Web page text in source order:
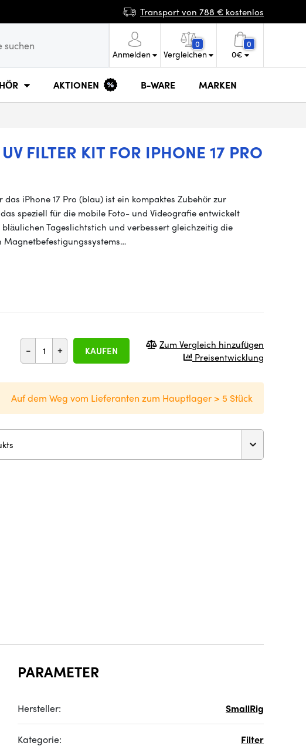
Transport von 788 € kostenlos
Anmelden
0
Vergleichen
0
0€
AKTIONEN B-WARE MARKEN
FILTER KIT FOR IPHONE 17 PRO
iPhone 17 Pro (blau) ist ein kompaktes Zubehör zur
speziell für die mobile Foto- und Videografie entwickelt
Tageslichtstich und verbessert gleichzeitig die
Magnetbefestigungssystems…
- + KAUFEN
Zum Vergleich hinzufügen
Preisentwicklung
Auf dem Weg vom Lieferanten zum Hauptlager > 5 Stück
PARAMETER
Hersteller: SmallRig
Kategorie: Filter